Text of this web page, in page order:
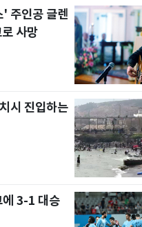
주인공 글렌
사망
시 진입하는
3-1 대승